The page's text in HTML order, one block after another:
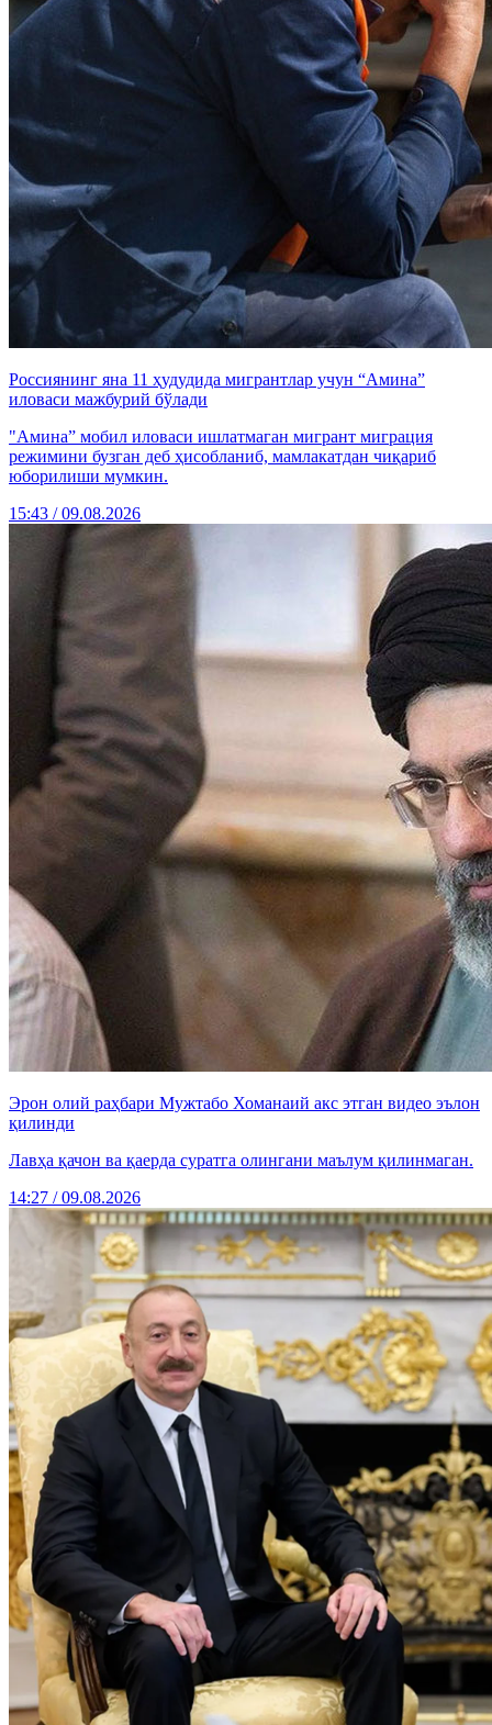
Россиянинг яна 11 ҳудудида мигрантлар учун “Амина”
иловаси мажбурий бўлади
"Амина” мобил иловаси ишлатмаган мигрант миграция
режимини бузган деб ҳисобланиб, мамлакатдан чиқариб
юборилиши мумкин.
15:43 / 09.08.2026
Эрон олий раҳбари Мужтабо Хоманаий акс этган видео эълон
қилинди
Лавҳа қачон ва қаерда суратга олингани маълум қилинмаган.
14:27 / 09.08.2026